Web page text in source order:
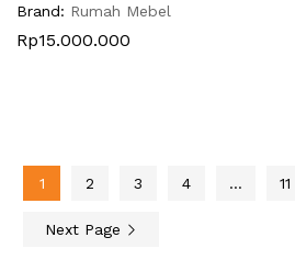
Brand: Rumah Mebel
Rp15.000.000
1 2 3 4 … 11
Next Page